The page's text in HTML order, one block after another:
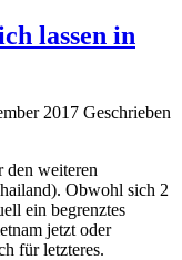
lassen in
2017 Geschrieben
den weiteren
Obwohl sich 2
ein begrenztes
jetzt oder
für letzteres.